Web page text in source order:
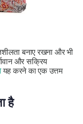
बनाए रखना और भी
और सक्रिय
यह करने का एक उत्तम
है